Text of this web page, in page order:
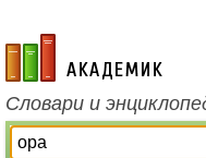
academic.ru
Словари и